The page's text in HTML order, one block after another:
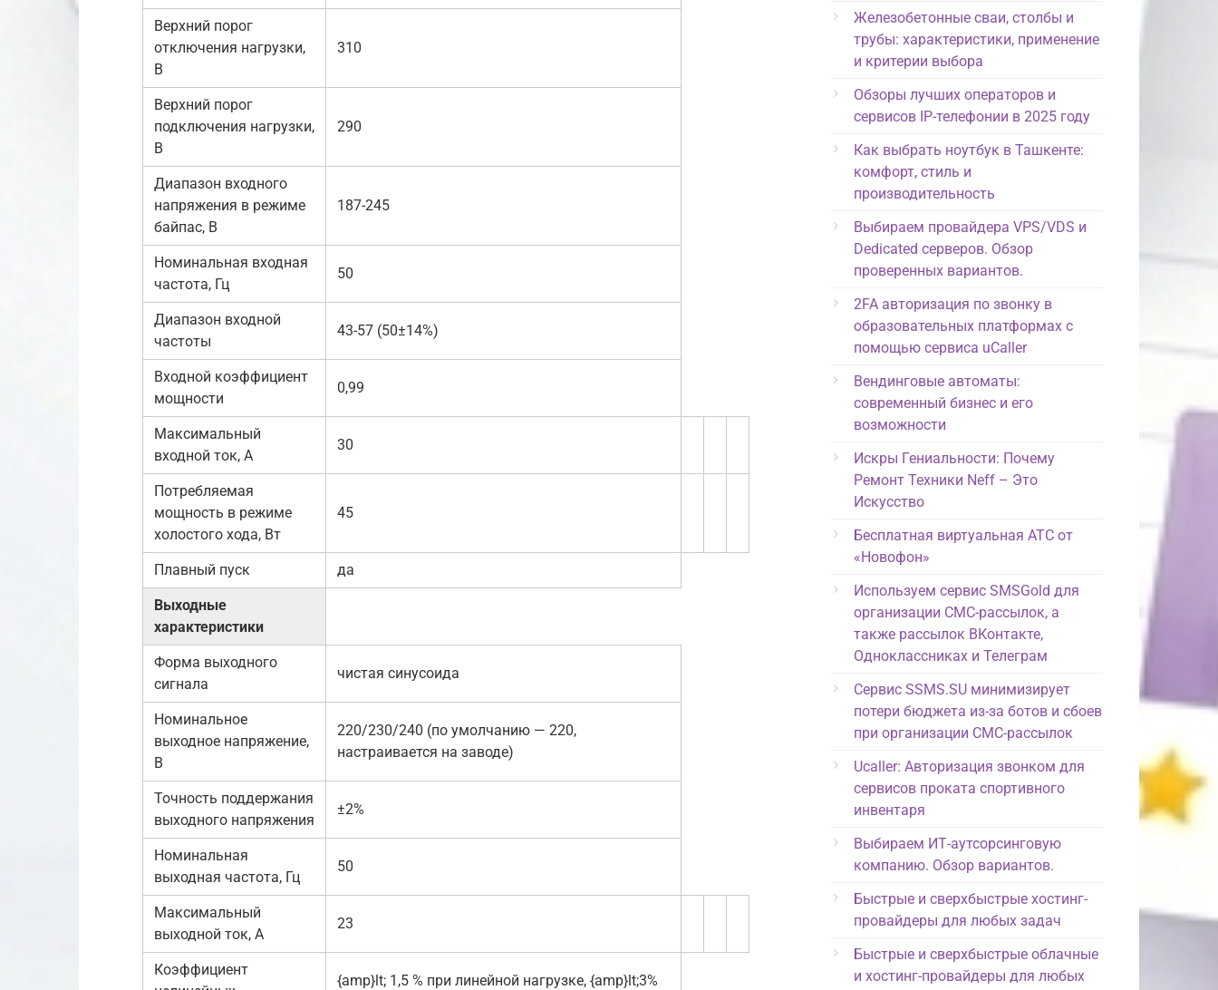
Верхний порог
отключения нагрузки,
В
310
Верхний порог
подключения нагрузки,
В
290
Диапазон входного
напряжения в режиме
байпас, В
187-245
Номинальная входная
частота, Гц
50
Диапазон входной
частоты
43-57 (50±14%)
Входной коэффициент
мощности
0,99
Максимальный
входной ток, А
30
Потребляемая
мощность в режиме
холостого хода, Вт
45
Плавный пуск да
Выходные
характеристики
Форма выходного
сигнала
чистая синусоида
Номинальное
выходное напряжение,
В
220/230/240 (по умолчанию — 220,
настраивается на заводе)
Точность поддержания
выходного напряжения
±2%
Номинальная
выходная частота, Гц
50
Максимальный
выходной ток, А
23
Коэффициент
{amp}lt; 1,5 % при линейной нагрузке, {amp}lt;3%
Железобетонные сваи, столбы и
трубы: характеристики, применение
и критерии выбора
Обзоры лучших операторов и
сервисов IP-телефонии в 2025 году
Как выбрать ноутбук в Ташкенте:
комфорт, стиль и
производительность
Выбираем провайдера VPS/VDS и
Dedicated серверов. Обзор
проверенных вариантов.
2FA авторизация по звонку в
образовательных платформах с
помощью сервиса uCaller
Вендинговые автоматы:
современный бизнес и его
возможности
Искры Гениальности: Почему
Ремонт Техники Neff – Это
Искусство
Бесплатная виртуальная АТС от
«Новофон»
Используем сервис SMSGold для
организации СМС-рассылок, а
также рассылок ВКонтакте,
Одноклассниках и Телеграм
Сервис SSMS.SU минимизирует
потери бюджета из-за ботов и сбоев
при организации СМС-рассылок
Ucaller: Авторизация звонком для
сервисов проката спортивного
инвентаря
Выбираем ИТ-аутсорсинговую
компанию. Обзор вариантов.
Быстрые и сверхбыстрые хостинг-
провайдеры для любых задач
Быстрые и сверхбыстрые облачные
и хостинг-провайдеры для любых